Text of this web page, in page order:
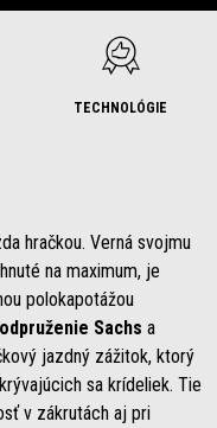
TECHNOLÓGIE
hračkou. Verná svojmu
na maximum, je
polokapotážou
odpruženie Sachs a
jazdný zážitok, ktorý
sa krídeliek. Tie
v zákrutách aj pri